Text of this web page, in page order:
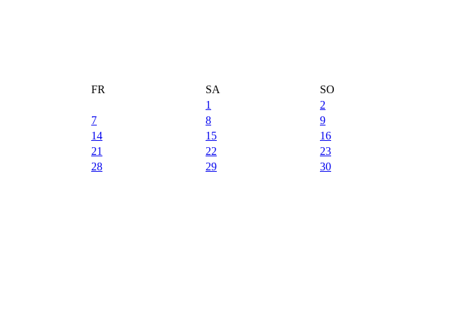
FR SA
SO
1
2
7 8
9
14 15
16
21 22
23
28 29
30